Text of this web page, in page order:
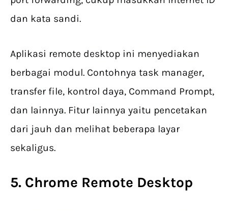
dan kata sandi.
Aplikasi remote desktop ini menyediakan
berbagai modul. Contohnya task manager,
transfer file, kontrol daya, Command Prompt,
dan lainnya. Fitur lainnya yaitu pencetakan
dari jauh dan melihat beberapa layar
sekaligus.
5. Chrome Remote Desktop